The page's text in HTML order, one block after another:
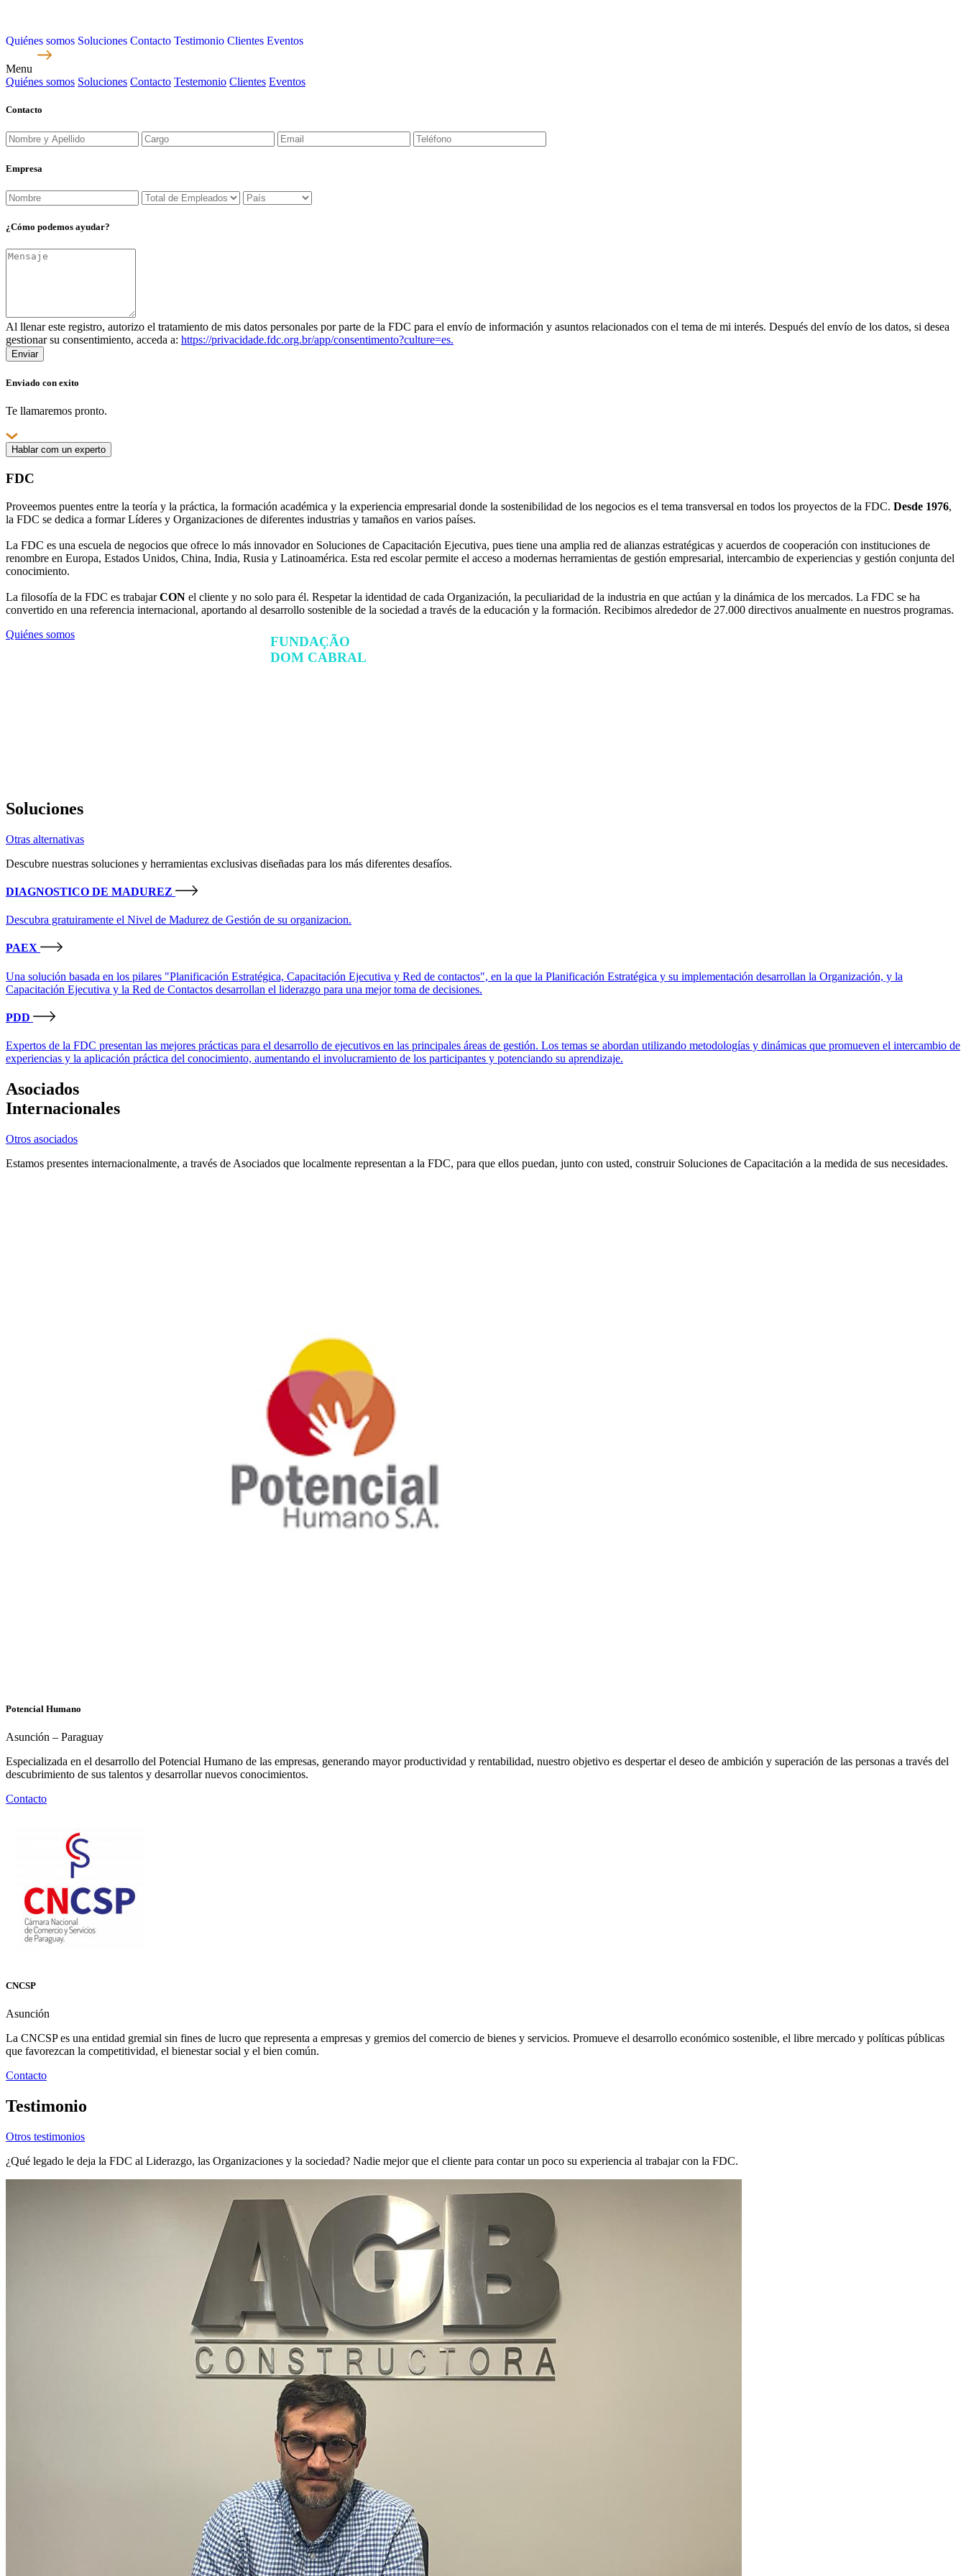
Quiénes somos Soluciones Contacto Testimonio Clientes Eventos
Menu
Quiénes somos Soluciones Contacto Testemonio Clientes Eventos
Contacto
Empresa
¿Cómo podemos ayudar?
Al llenar este registro, autorizo ​​el tratamiento de mis datos personales por parte de la FDC para el envío de información y asuntos relacionados con el tema de mi interés. Después del envío de los datos, si desea
gestionar su consentimiento, acceda a: https://privacidade.fdc.org.br/app/consentimento?culture=es.
Enviar
Enviado con exito
Te llamaremos pronto.
Hablar com un experto
FUNDAÇÃO
DOM CABRAL
FDC
Proveemos puentes entre la teoría y la práctica, la formación académica y la experiencia empresarial donde la sostenibilidad de los negocios es el tema transversal en todos los proyectos de la FDC. Desde 1976,
la FDC se dedica a formar Líderes y Organizaciones de diferentes industrias y tamaños en varios países.
La FDC es una escuela de negocios que ofrece lo más innovador en Soluciones de Capacitación Ejecutiva, pues tiene una amplia red de alianzas estratégicas y acuerdos de cooperación con instituciones de
renombre en Europa, Estados Unidos, China, India, Rusia y Latinoamérica. Esta red escolar permite el acceso a modernas herramientas de gestión empresarial, intercambio de experiencias y gestión conjunta del
conocimiento.
La filosofía de la FDC es trabajarCON el cliente y no solo para él. Respetar la identidad de cada Organización, la peculiaridad de la industria en que actúan y la dinámica de los mercados. La FDC se ha
convertido en una referencia internacional, aportando al desarrollo sostenible de la sociedad a través de la educación y la formación. Recibimos alrededor de 27.000 directivos anualmente en nuestros programas.
Quiénes somos
Soluciones
Otras alternativas
Descubre nuestras soluciones y herramientas exclusivas diseñadas para los más diferentes desafíos.
DIAGNOSTICO DE MADUREZ
Descubra gratuiramente el Nivel de Madurez de Gestión de su organizacion.
PAEX
Una solución basada en los pilares "Planificación Estratégica, Capacitación Ejecutiva y Red de contactos", en la que la Planificación Estratégica y su implementación desarrollan la Organización, y la
Capacitación Ejecutiva y la Red de Contactos desarrollan el liderazgo para una mejor toma de decisiones.
PDD
Expertos de la FDC presentan las mejores prácticas para el desarrollo de ejecutivos en las principales áreas de gestión. Los temas se abordan utilizando metodologías y dinámicas que promueven el intercambio de
experiencias y la aplicación práctica del conocimiento, aumentando el involucramiento de los participantes y potenciando su aprendizaje.
Asociados
Internacionales
Otros asociados
Estamos presentes internacionalmente, a través de Asociados que localmente representan a la FDC, para que ellos puedan, junto con usted, construir Soluciones de Capacitación a la medida de sus necesidades.
Potencial Humano
Asunción – Paraguay
Especializada en el desarrollo del Potencial Humano de las empresas, generando mayor productividad y rentabilidad, nuestro objetivo es despertar el deseo de ambición y superación de las personas a través del
descubrimiento de sus talentos y desarrollar nuevos conocimientos.
Contacto
CNCSP
Asunción
La CNCSP es una entidad gremial sin fines de lucro que representa a empresas y gremios del comercio de bienes y servicios. Promueve el desarrollo económico sostenible, el libre mercado y políticas públicas
que favorezcan la competitividad, el bienestar social y el bien común.
Contacto
Testimonio
Otros testimonios
¿Qué legado le deja la FDC al Liderazgo, las Organizaciones y la sociedad? Nadie mejor que el cliente para contar un poco su experiencia al trabajar con la FDC.